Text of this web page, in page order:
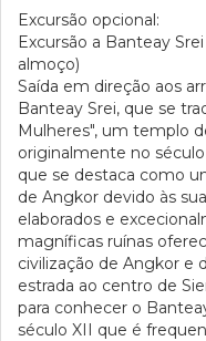
Excursão opcional:
Excursão a Banteay
almoço)
Saída em direção aos
Banteay Srei, que se
Mulheres", um templo
originalmente no
que se destaca como
de Angkor devido às
elaborados e
magníficas ruínas
civilização de Angkor e
estrada ao centro de
para conhecer o
século XII que é